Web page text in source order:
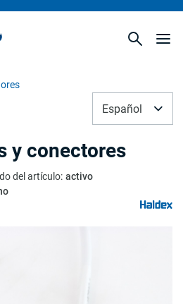
Español
y conectores
del artículo: activo